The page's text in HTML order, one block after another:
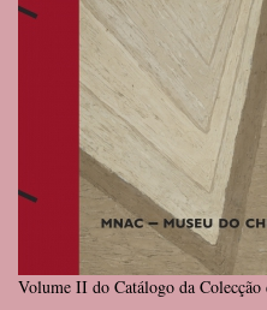
Volume II do Catálogo da